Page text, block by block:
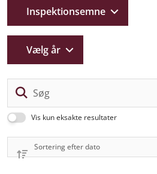
Vis kun eksakte resultater
Inspektionsemne
Vælg år